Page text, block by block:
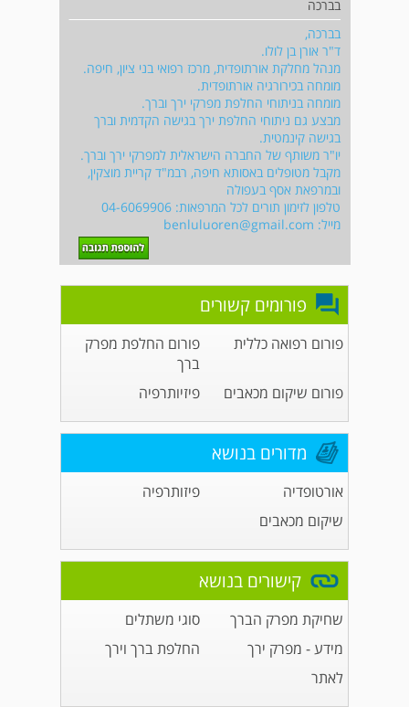
בברכה
בברכה,
ד"ר אורן בן לולו.
מנהל מחלקת אורתופדית, מרכז רפואי בני ציון, חיפה.
מומחה בכירורגיה אורתופדית.
מומחה בניתוחי החלפת מפרקי ירך וברך.
מבצע גם ניתוחי החלפת ירך בגישה הקדמית וברך
בגישה קינמטית.
יו"ר משותף של החברה הישראלית למפרקי ירך וברך.
מקבל מטופלים באסותא חיפה, רבמ"ד קריית מוצקין,
ובמרפאת אסף בעפולה
טלפון לזימון תורים לכל המרפאות: 04-6069906
מייל: benluluoren@gmail.com
פורומים קשורים
פורום רפואה כללית
פורום החלפת מפרק
ברך
פורום שיקום מכאבים
פיזיותרפיה
מדורים בנושא
אורטופדיה
פיזותרפיה
שיקום מכאבים
קישורים בנושא
שחיקת מפרק הברך
סוגי משתלים
מידע - מפרק ירך
החלפת ברך וירך
לאתר